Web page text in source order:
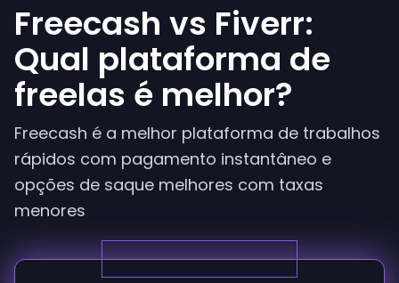
Freecash vs Fiverr:
Qual plataforma de
freelas é melhor?
Freecash é a melhor plataforma de trabalhos
rápidos com pagamento instantâneo e
opções de saque melhores com taxas
menores